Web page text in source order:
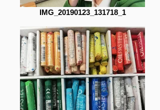
IMG_20190123_131718_1